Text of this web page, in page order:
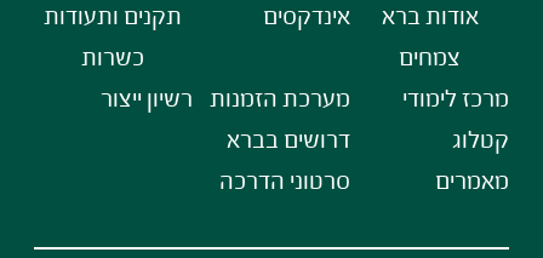
אודות ברא
צמחים
מרכז לימודי
קטלוג
מאמרים
אינדקסים
מערכת הזמנות
דרושים בברא
סרטוני הדרכה
תקנים ותעודות
כשרות
רשיון ייצור